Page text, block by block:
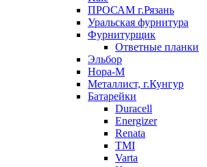
ПРОСАМ г.Рязань
Уральская фурнитура
Фурнитурщик
Ответные планки
Эльбор
Нора-М
Металлист, г.Кунгур
Батарейки
Duracell
Energizer
Renata
TMI
Varta